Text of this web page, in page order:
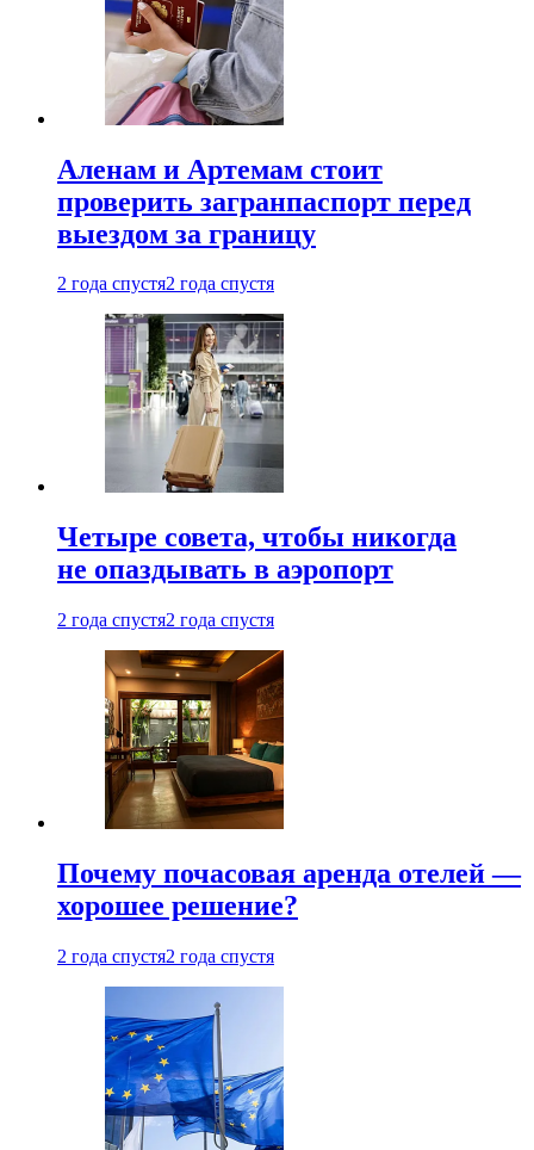
Аленам и Артемам стоит
проверить загранпаспорт перед
выездом за границу
2 года спустя2 года спустя
Четыре совета, чтобы никогда
не опаздывать в аэропорт
2 года спустя2 года спустя
Почему почасовая аренда отелей —
хорошее решение?
2 года спустя2 года спустя